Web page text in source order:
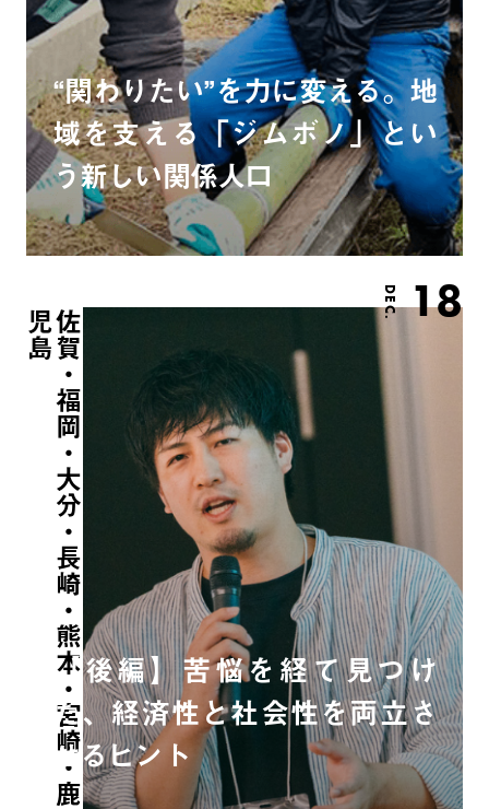
“関わりたい”を力に変える。地
域を支える「ジムボノ」とい
う新しい関係人口
DEC. 18
佐
賀
・
福
岡
・
大
分
・
長
崎
・
熊
本
・
宮
崎
・
鹿
児
島
【後編】苦悩を経て見つけ
た、経済性と社会性を両立さ
せるヒント